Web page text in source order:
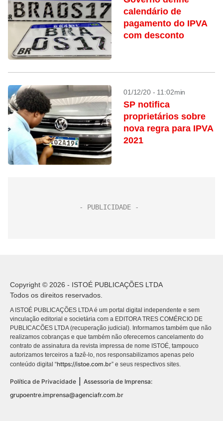
calendário de
pagamento do IPVA
com desconto
01/12/20 - 11:02min
SP notifica
proprietários sobre
nova regra para IPVA
2021
Copyright © 2026 - ISTOÉ PUBLICAÇÕES LTDA
Todos os direitos reservados.
A ISTOÉ PUBLICAÇÕES LTDA é um portal digital independente e sem
vinculação editorial e societária com a EDITORA TRES COMÉRCIO DE
PUBLICACÕES LTDA (recuperação judicial). Informamos também que não
realizamos cobranças e que também não oferecemos cancelamento do
contrato de assinatura da revista impressa de nome ISTOÉ, tampouco
autorizamos terceiros a fazê-lo, nos responsabilizamos apenas pelo
conteúdo digital “https://istoe.com.br” e seus respectivos sites.
Política de Privacidade
Assessoria de Imprensa:
grupoentre.imprensa@agenciafr.com.br